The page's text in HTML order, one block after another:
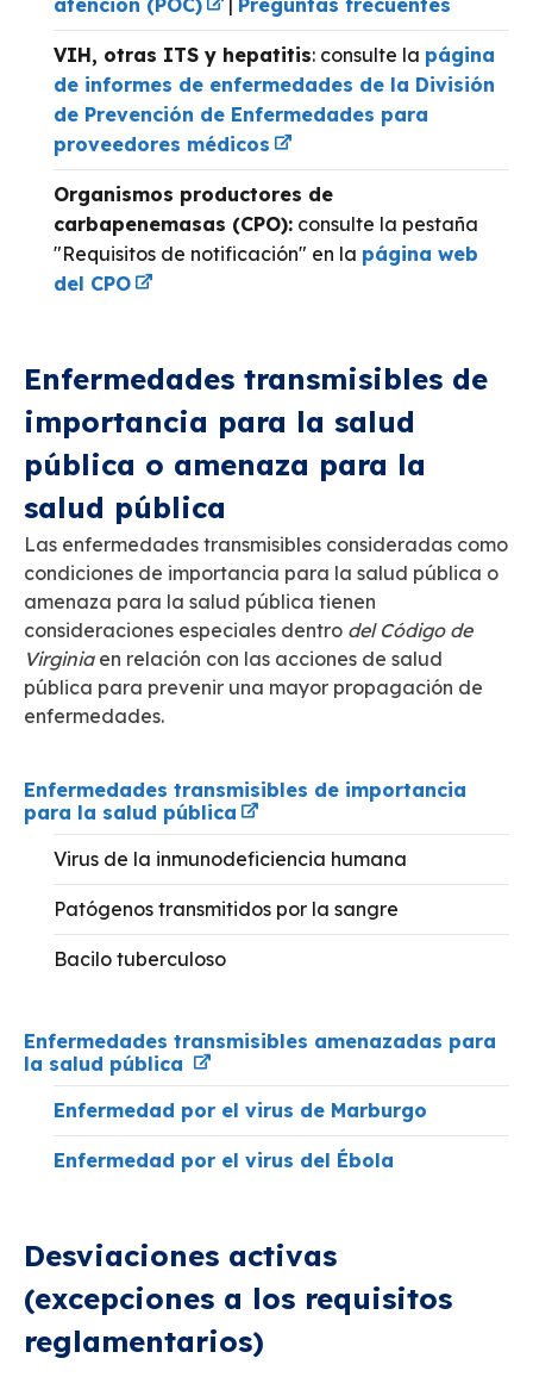
atención (POC) Preguntas frecuentes
VIH, otras ITS y hepatitis: consulte la página
de informes de enfermedades de la División
de Prevención de Enfermedades para
proveedores médicos
Organismos productores de
carbapenemasas (CPO): consulte la pestaña
"Requisitos de notificación" en la página web
del CPO
Enfermedades transmisibles de
importancia para la salud
pública o amenaza para la
salud pública
Las enfermedades transmisibles consideradas como
condiciones de importancia para la salud pública o
amenaza para la salud pública tienen
consideraciones especiales dentro del Código de
Virginiaen relación con las acciones de salud
pública para prevenir una mayor propagación de
enfermedades.
Enfermedades transmisibles de importancia
para la salud pública
Virus de la inmunodeficiencia humana
Patógenos transmitidos por la sangre
Bacilo tuberculoso
Enfermedades transmisibles amenazadas para
la salud pública
Enfermedad por el virus de Marburgo
Enfermedad por el virus del Ébola
Desviaciones activas
(excepciones a los requisitos
reglamentarios)